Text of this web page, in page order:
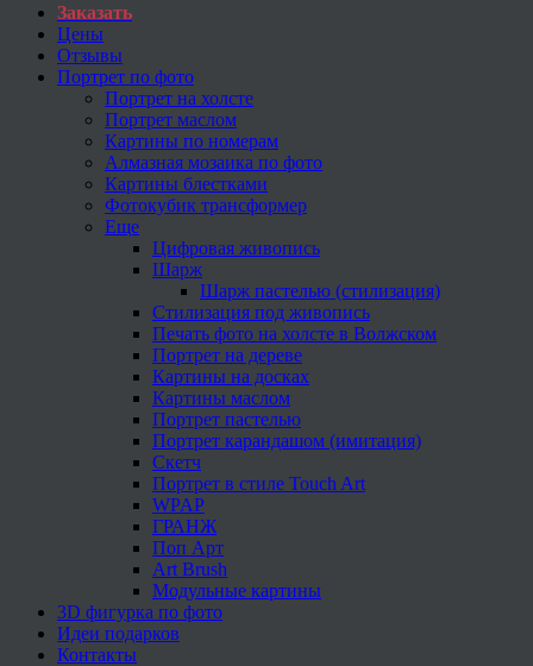
Заказать
Цены
Отзывы
Портрет по фото
Портрет на холсте
Портрет маслом
Картины по номерам
Алмазная мозаика по фото
Картины блестками
Фотокубик трансформер
Еще
Цифровая живопись
Шарж
Шарж пастелью (стилизация)
Стилизация под живопись
Печать фото на холсте в Волжском
Портрет на дереве
Картины на досках
Картины маслом
Портрет пастелью
Портрет карандашом (имитация)
Скетч
Портрет в стиле Touch Art
WPAP
ГРАНЖ
Поп Арт
Art Brush
Модульные картины
3D фигурка по фото
Идеи подарков
Контакты